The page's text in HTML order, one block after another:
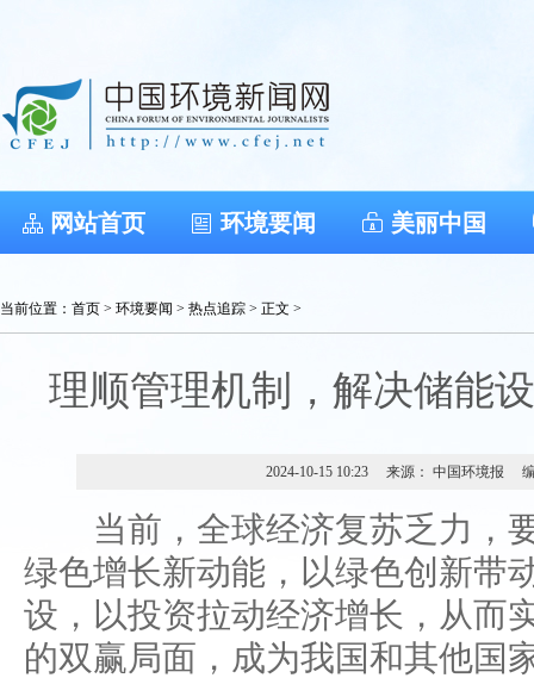
网站首页 环境要闻 美丽中国
当前位置： 首页 > 环境要闻 > 热点追踪 > 正文 >
理顺管理机制，解决储能
2024-10-15 10:23 来源： 中国环境报
当前，全球经济复苏乏力，
绿色增长新动能，以绿色创新带
设，以投资拉动经济增长，从而
的双赢局面，成为我国和其他国